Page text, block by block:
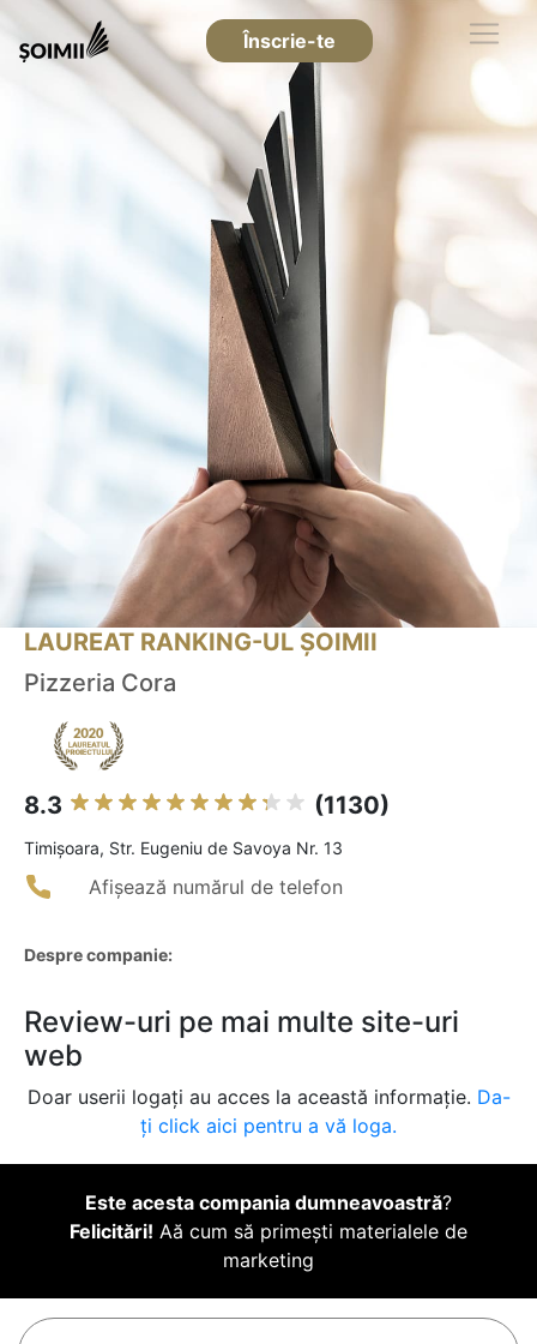
Înscrie-te
LAUREAT RANKING-UL ȘOIMII
Pizzeria Cora
8.3 (1130)
Timişoara, Str. Eugeniu de Savoya Nr. 13
Afișează numărul de telefon
Despre companie:
Review-uri pe mai multe site-uri
web
Doar userii logați au acces la această informație. Da-
ți click aici pentru a vă loga.
Este acesta compania dumneavoastră?
Felicitări! Aă cum să primești materialele de
marketing